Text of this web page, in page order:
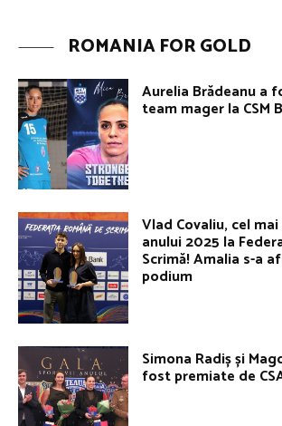
ROMANIA FOR GOLD
Aurelia Brădeanu a
team mager la CSM
Vlad Covaliu, cel
anului 2025 la
Scrimă! Amalia s-a
podium
Simona Radiș și
fost premiate de